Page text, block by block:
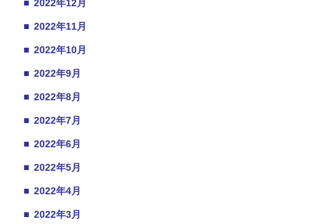
■ 2022年12月
■ 2022年11月
■ 2022年10月
■ 2022年9月
■ 2022年8月
■ 2022年7月
■ 2022年6月
■ 2022年5月
■ 2022年4月
■ 2022年3月